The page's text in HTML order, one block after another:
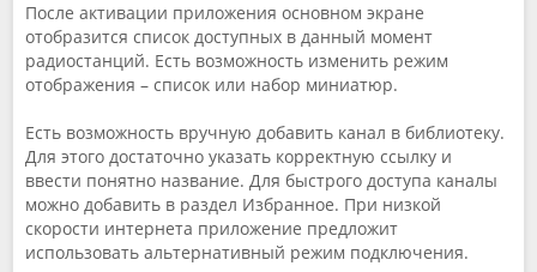
После активации приложения основном экране
отобразится список доступных в данный момент
радиостанций. Есть возможность изменить режим
отображения – список или набор миниатюр.
Есть возможность вручную добавить канал в библиотеку.
Для этого достаточно указать корректную ссылку и
ввести понятно название. Для быстрого доступа каналы
можно добавить в раздел Избранное. При низкой
скорости интернета приложение предложит
использовать альтернативный режим подключения.